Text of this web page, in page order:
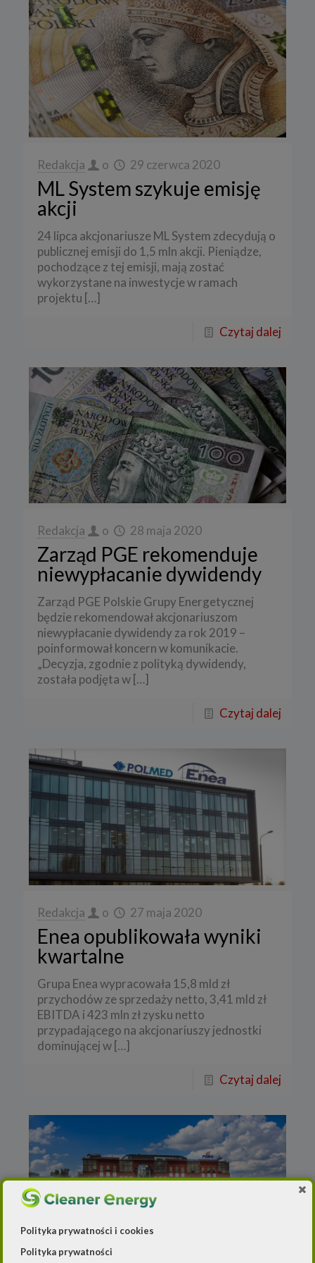
Redakcja o 29 czerwca 2020
ML System szykuje emisję
akcji
24 lipca akcjonariusze ML System zdecydują o
publicznej emisji do 1,5 mln akcji. Pieniądze,
pochodzące z tej emisji, mają zostać
wykorzystane na inwestycje w ramach
projektu […]
Czytaj dalej
Redakcja o 28 maja 2020
Zarząd PGE rekomenduje
niewypłacanie dywidendy
Zarząd PGE Polskie Grupy Energetycznej
będzie rekomendował akcjonariuszom
niewypłacanie dywidendy za rok 2019 –
poinformował koncern w komunikacie.
„Decyzja, zgodnie z polityką dywidendy,
została podjęta w […]
Czytaj dalej
Redakcja o 27 maja 2020
Enea opublikowała wyniki
kwartalne
Grupa Enea wypracowała 15,8 mld zł
przychodów ze sprzedaży netto, 3,41 mld zł
EBITDA i 423 mln zł zysku netto
przypadającego na akcjonariuszy jednostki
dominującej w[…]
Czytaj dalej
Polityka prywatności i cookies
Polityka prywatności